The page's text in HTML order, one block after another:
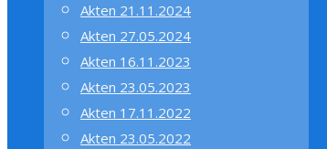
Akten 21.11.2024
Akten 27.05.2024
Akten 16.11.2023
Akten 23.05.2023
Akten 17.11.2022
Akten 23.05.2022